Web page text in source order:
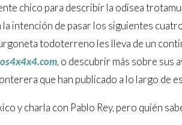
chico para describir la odisea
la intención de pasar los siguientes
todoterreno les lleva de un
, o descubrir más sobre sus
que han publicado a lo largo de
y charla con Pablo Rey, pero quién